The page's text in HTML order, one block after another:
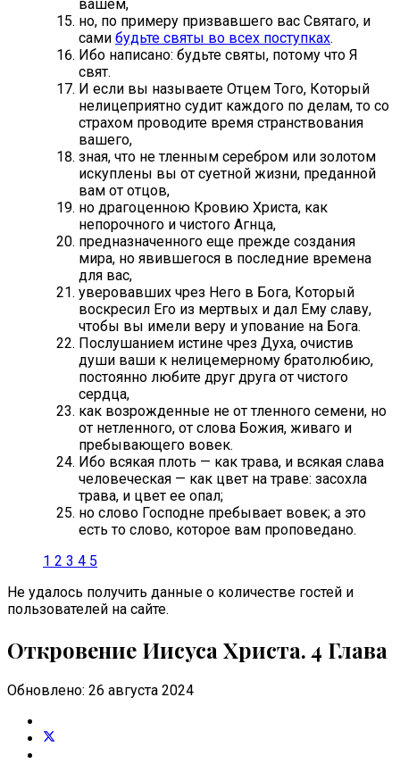
вашем,
но, по примеру призвавшего вас Святаго, и
сами будьте святы во всех поступках.
Ибо написано: будьте святы, потому что Я
свят.
И если вы называете Отцем Того, Который
нелицеприятно судит каждого по делам, то со
страхом проводите время странствования
вашего,
зная, что не тленным серебром или золотом
искуплены вы от суетной жизни, преданной
вам от отцов,
но драгоценною Кровию Христа, как
непорочного и чистого Агнца,
предназначенного еще прежде создания
мира, но явившегося в последние времена
для вас,
уверовавших чрез Него в Бога, Который
воскресил Его из мертвых и дал Ему славу,
чтобы вы имели веру и упование на Бога.
Послушанием истине чрез Духа, очистив
души ваши к нелицемерному братолюбию,
постоянно любите друг друга от чистого
сердца,
как возрожденные не от тленного семени, но
от нетленного, от слова Божия, живаго и
пребывающего вовек.
Ибо всякая плоть — как трава, и всякая слава
человеческая — как цвет на траве: засохла
трава, и цвет ее опал;
но слово Господне пребывает вовек; а это
есть то слово, которое вам проповедано.
1 2 3 4 5
Не удалось получить данные о количестве гостей и
пользователей на сайте.
Откровение Иисуса Христа. 4 Глава
Обновлено: 26 августа 2024